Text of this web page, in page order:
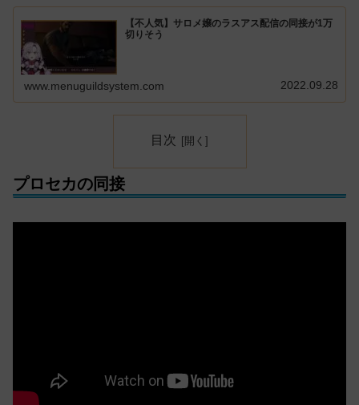
【不人気】サロメ嬢のラスアス配信の同接が1万
切りそう
www.menuguildsystem.com 2022.09.28
目次
プロセカの同接